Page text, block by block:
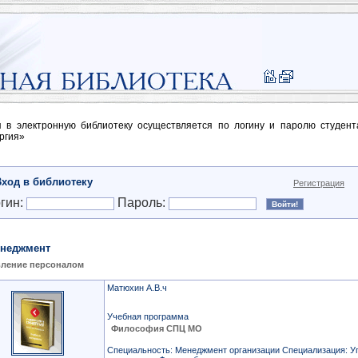
в электронную библиотеку осуществляется по логину и паролю
в библиотеку Регистрация
Пароль:
персоналом
Матюхин А.В.ч
Учебная программа
Философия СПЦ МО
Специальность: Менеджмент организации Специализация: